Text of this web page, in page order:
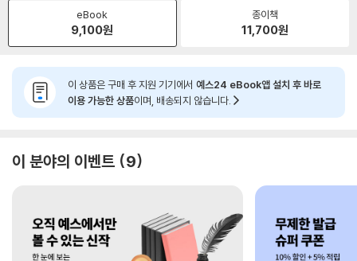
eBook
9,100원
종이책
11,700원
이 상품은 구매 후 지원 기기에서 예스24 eBook앱 설치 후 바로
이용 가능한 상품이며, 배송되지 않습니다.
이 분야의 이벤트 9